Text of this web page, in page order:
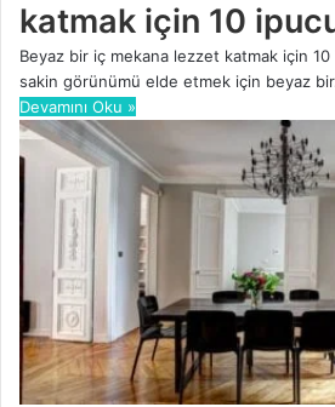
katmak için 10
Beyaz bir iç mekana lezzet katmak için
sakin görünümü elde etmek için beyaz
Devamını Oku »